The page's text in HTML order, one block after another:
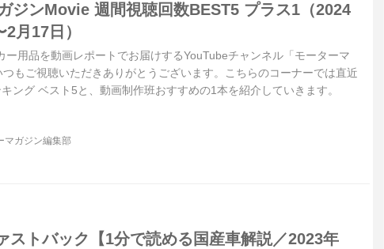
ジンMovie 週間視聴回数BEST5 プラス1（2024
月17日）
ー用品を動画レポートでお届けするYouTubeチャンネル「モーターマ
つもご視聴いただきありがとうございます。こちらのコーナーでは直近
ング ベスト5と、動画制作班おすすめの1本を紹介していきます。
マガジン編集部
ストバック【1分で読める国産車解説／2023年